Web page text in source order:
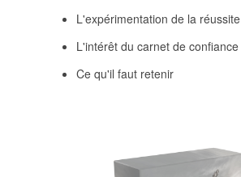
L'expérimentation de la réussite
L'intérêt du carnet de confiance
Ce qu'il faut retenir